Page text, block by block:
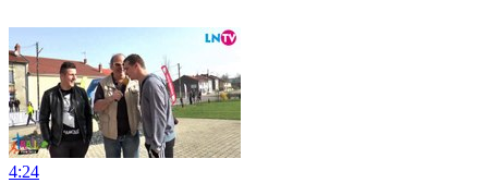
4:24